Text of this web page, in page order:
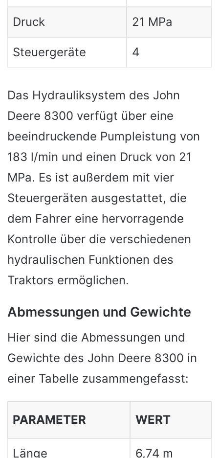
Druck 21 MPa
Steuergeräte 4
Das Hydrauliksystem des John
Deere 8300 verfügt über eine
beeindruckende Pumpleistung von
183 l/min und einen Druck von 21
MPa. Es ist außerdem mit vier
Steuergeräten ausgestattet, die
dem Fahrer eine hervorragende
Kontrolle über die verschiedenen
hydraulischen Funktionen des
Traktors ermöglichen.
Abmessungen und Gewichte
Hier sind die Abmessungen und
Gewichte des John Deere 8300 in
einer Tabelle zusammengefasst:
PARAMETER WERT
Länge 6,74 m